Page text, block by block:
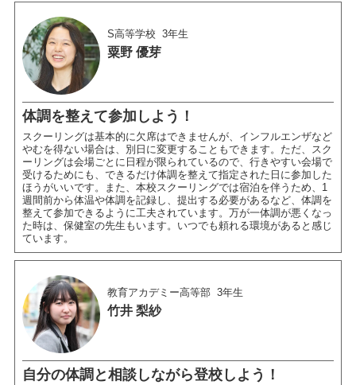
S高等学校 3年生
粟野 優芽
体調を整えて参加しよう！
スクーリングは基本的に欠席はできませんが、インフルエンザなど
やむを得ない場合は、別日に変更することもできます。ただ、スク
ーリングは会場ごとに日程が限られているので、行きやすい会場で
受けるためにも、できるだけ体調を整えて指定された日に参加した
ほうがいいです。また、本校スクーリングでは宿泊を伴うため、1
週間前から体温や体調を記録し、提出する必要があるなど、体調を
整えて参加できるように工夫されています。万が一体調が悪くなっ
た時は、保健室の先生もいます。いつでも頼れる環境があると感じ
ています。
教育アカデミー高等部 3年生
竹井 梨紗
自分の体調と相談しながら登校しよう！